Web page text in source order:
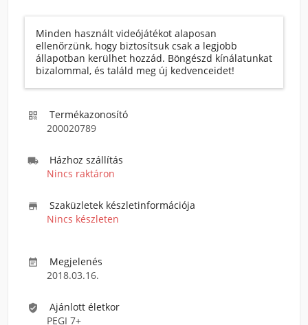
Minden használt videójátékot alaposan
ellenőrzünk, hogy biztosítsuk csak a legjobb
állapotban kerülhet hozzád. Böngészd kínálatunkat
bizalommal, és találd meg új kedvenceidet!

Termékazonosító
200020789

Házhoz szállítás
Nincs raktáron

Szaküzletek készletinformációja
Nincs készleten

Megjelenés
2018.03.16.

Ajánlott életkor
PEGI 7+